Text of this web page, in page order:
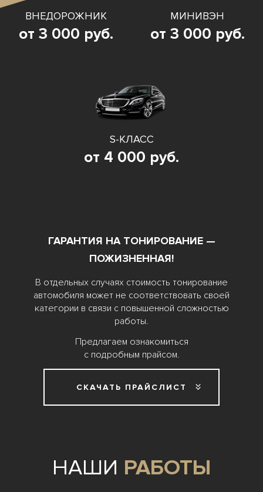
ВНЕДОРОЖНИК
от 3 000 руб.
МИНИВЭН
от 3 000 руб.
S-КЛАСС
от 4 000 руб.
ГАРАНТИЯ НА ТОНИРОВАНИЕ —
ПОЖИЗНЕННАЯ!
В отдельных случаях стоимость тонирование
автомобиля может не соответствовать своей
категории в связи с повышенной сложностью
работы.
Предлагаем ознакомиться
с подробным прайсом.
СКАЧАТЬ ПРАЙСЛИСТ
НАШИ РАБОТЫ